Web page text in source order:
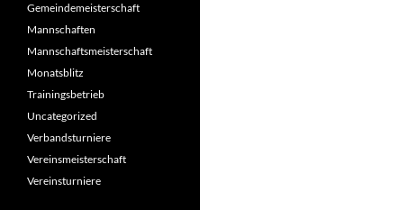
Gemeindemeisterschaft
Mannschaften
Mannschaftsmeisterschaft
Monatsblitz
Trainingsbetrieb
Uncategorized
Verbandsturniere
Vereinsmeisterschaft
Vereinsturniere